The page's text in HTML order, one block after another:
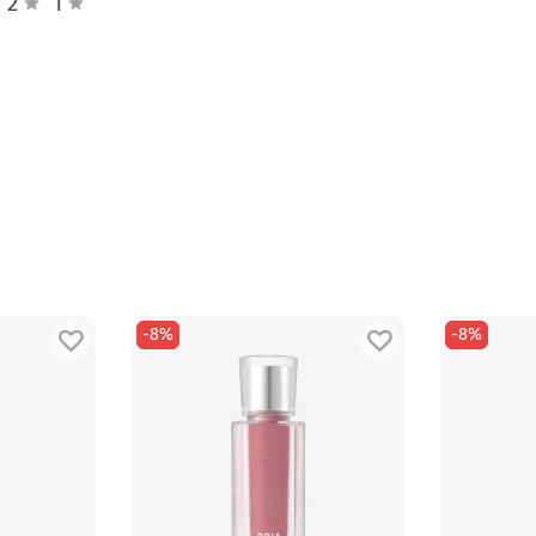
от центра к краям для эффекта градиента.
повседневного покрытия или более плотного выразительного
-8% -8%